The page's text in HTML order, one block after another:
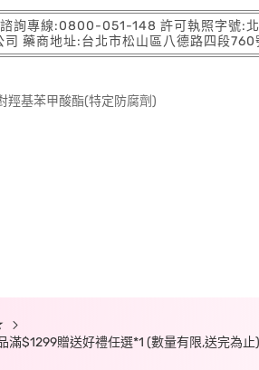
詢專線:0800-051-148 許可執照字號:
司 藥商地址:台北市松山區八德路四段
羥基苯甲酸酯(特定防腐劑)
滿$1299贈送好禮任選*1 (數量有限,送完為